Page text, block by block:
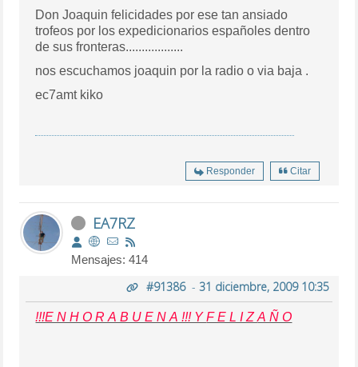
Don Joaquin felicidades por ese tan ansiado
trofeos por los expedicionarios españoles dentro
de sus fronteras..................
nos escuchamos joaquin por la radio o via baja .
ec7amt kiko
Responder Citar
EA7RZ
Mensajes: 414
#91386- 31 diciembre, 2009 10:35
!!!E N H O R A B U E N A !!! Y F E L I Z A Ñ O